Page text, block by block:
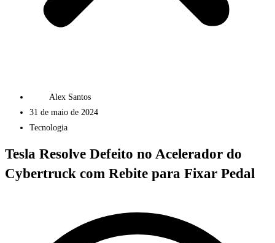
Alex Santos
31 de maio de 2024
Tecnologia
Tesla Resolve Defeito no Acelerador do
Cybertruck com Rebite para Fixar Pedal